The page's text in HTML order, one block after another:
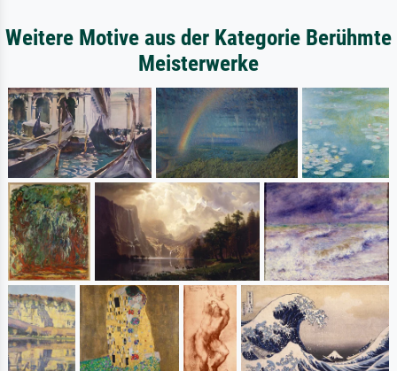
Weitere Motive aus der Kategorie Berühmte
Meisterwerke